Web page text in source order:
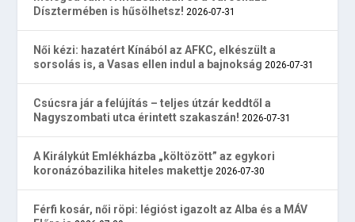
Dísztermében is hűsölhetsz! 2026-07-31
Női kézi: hazatért Kínából az AFKC, elkészült a
sorsolás is, a Vasas ellen indul a bajnokság 2026-07-31
Csúcsra jár a felújítás – teljes útzár keddtől a
Nagyszombati utca érintett szakaszán! 2026-07-31
A Királykút Emlékházba „költözött” az egykori
koronázóbazilika hiteles makettje 2026-07-30
Férfi kosár, női röpi: légióst igazolt az Alba és a MÁV